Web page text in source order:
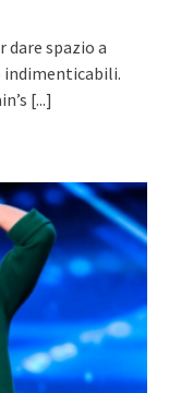
spazio a
indimenticabili.
[...]